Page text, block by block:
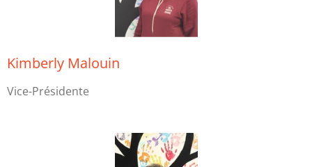
Kimberly Malouin
Vice-Présidente